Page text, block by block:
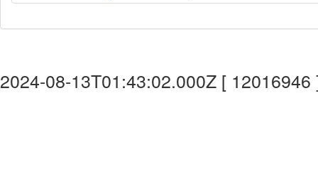
2024-08-13T01:43:02.000Z [ 12016946